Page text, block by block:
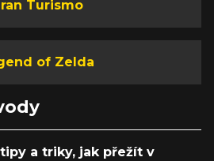
Turismo
of Zelda
tipy a triky, jak přežít v